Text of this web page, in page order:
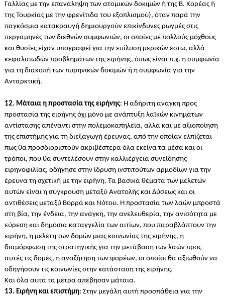
Γαλλίας με την επανάληψη των ατομικών δοκιμών ή της Β. Κορέας ή
της Τουρκίας με την φρενίτιδα του εξοπλισμού), όταν παρά την
παγκόσμια κατακραυγή δημιουργούν επικίνδυνες ρωγμές στις
περγαμηνές των διεθνών συμφωνιών, οι οποίες με πολλούς μόχθους
και θυσίες είχαν υπογραφεί για την επίλυση μερικών έστω, αλλά
κεφαλαιωδών προβλημάτων της ειρήνης, όπως είναι π.χ. η συμφωνία
για τη διακοπή των πυρηνικών δοκιμών ή η συμφωνία για την
Ανταρκτική.
12. Μάταια η προστασία της ειρήνης: Η αδήριτη ανάγκη προς
προστασία της ειρήνης όχι μόνο με ανάπτυξη λαϊκών κινημάτων
αντίστασης απέναντι στην πολεμοκαπηλεία, αλλά και με αξιοποίηση
της επιστήμης για τη διεξαγωγή έρευνας, από την οποίαν ελπίζεται
πως θα προσδιοριστούν ακριβέστερα όλα εκείνα τα μέσα και οι
τρόποι, που θα συντελέσουν στην καλλιέργεια συνείδησης
ειρηνοφιλίας, οδήγησε στην ίδρυση ινστιτούτων αρμοδίων για την
έρευνα τη σχετική με την ειρήνη. Τα βασικά θέματα των μελετών
αυτών είναι η σύγκρουση μεταξύ Ανατολής και Δύσεως και οι
αντιθέσεις μεταξύ Βορρά και Νότου. Η προστασία των λαών μπροστά
στη βία, την ένδεια, την ανάγκη, την ανελευθερία, την ανισότητα με
εύρεση και δημόσια καταγγελία των αιτίων, που παραβλάπτουν την
ειρήνη, η μελέτη των δομών μιας κοινωνίας της ειρήνης, η
διαμόρφωση της στρατηγικής για την μετάβαση των λαών προς
αυτές τις δομές, η αναζήτηση των φορέων, οι οποίοι θα αξιωθούν να
οδηγήσουν τις κοινωνίες στην κατάσταση της ειρήνης.
Και όλα αυτά τα μέτρα απέβησαν μάταια.
13. Ειρήνη και επιστήμη: Στην μεγάλη αυτή προσπάθεια για την